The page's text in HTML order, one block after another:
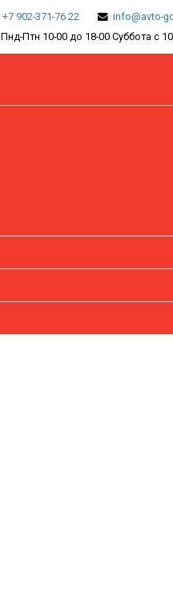
+7 902-371-76 22
info@avto-
Пнд-Птн 10-00 до 18-00 Суббота с